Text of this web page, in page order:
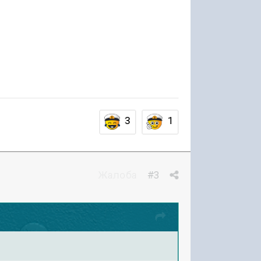
3 1
#3